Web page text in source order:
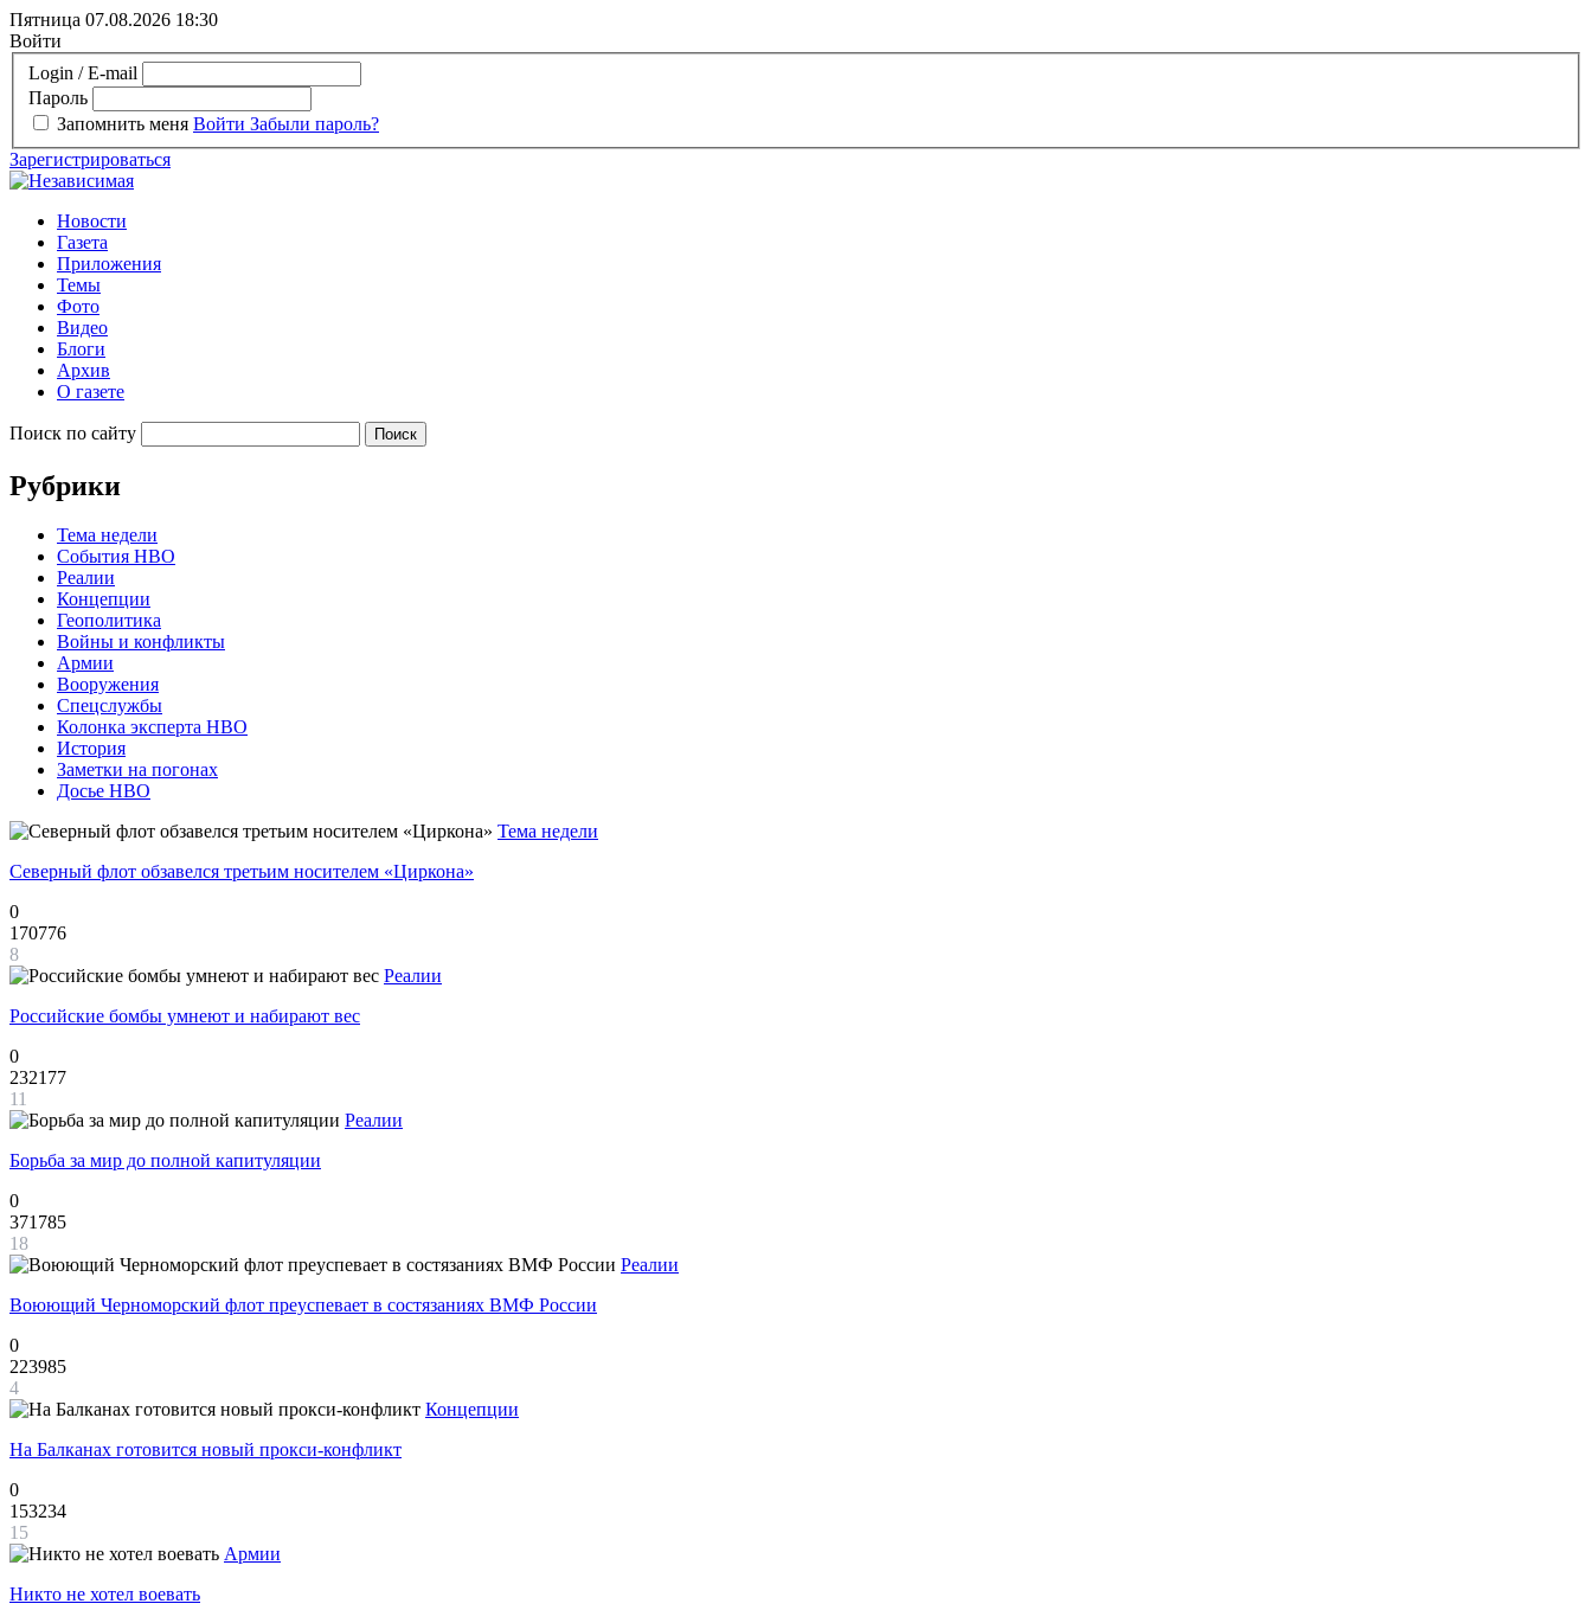
Пятница 07.08.2026 18:30
Войти
Login / E-mail
Пароль
Запомнить меня Войти Забыли пароль?
Зарегистрироваться
Новости
Газета
Приложения
Темы
Фото
Видео
Блоги
Архив
О газете
Поиск по сайту
Рубрики
Тема недели
События НВО
Реалии
Концепции
Геополитика
Войны и конфликты
Армии
Вооружения
Спецслужбы
Колонка эксперта НВО
История
Заметки на погонах
Досье НВО
Тема недели
Северный флот обзавелся третьим носителем «Циркона»
0
170776
8
Реалии
Российские бомбы умнеют и набирают вес
0
232177
11
Реалии
Борьба за мир до полной капитуляции
0
371785
18
Реалии
Воюющий Черноморский флот преуспевает в состязаниях ВМФ России
0
223985
4
Концепции
На Балканах готовится новый прокси-конфликт
0
153234
15
Армии
Никто не хотел воевать